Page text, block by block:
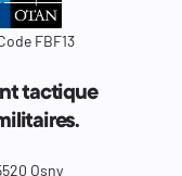
FBF13
tactique
Osny